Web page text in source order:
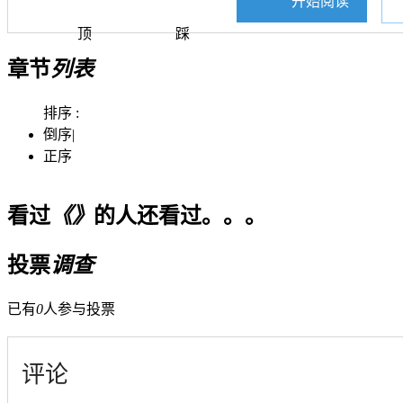
顶 踩
章节列表
排序 :
倒序|
正序
看过《》 的人还看过。。。
投票调查
已有0人参与投票
评论